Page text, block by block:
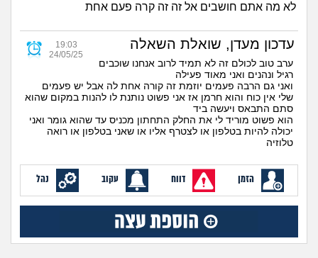
היריון ולידה
הורות ומשפחה
מתבגרים
מהבקו"ם... ועד מתי?!
עבודה וקריירה
חברים ואנשים
הרשמה |
לא מה אתם חושבים אל זה זה קרה פעם אחת
עדכון מעדן, שואלת השאלה
19:03
24/05/25
ערב טוב לכולם זה לא תמיד לרוב אנחנו שוכבים
רגיל ונהנים ואני מאוד פעילה
ואני גם הרבה פעמים יוזמת זה קורה אחת לה אבל יש פעמים
שלי אין כוח והוא חרמן אז אני פשוט נותנת לו להנות במקום שהוא
סתם התבאס ויעשה ביד
הוא פשוט מוריד לי את החלק התחתון מכניס עד שהוא גומר ואני
יכולה להיות בטלפון או לצטרף אליו או שאני בטלפון או רואה
טלוזיה
הזמן דווח עקוב נהל